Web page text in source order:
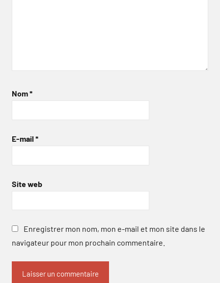
Nom*
E-mail *
Site web
Enregistrer mon nom, mon e-mail et mon site dans le
navigateur pour mon prochain commentaire.